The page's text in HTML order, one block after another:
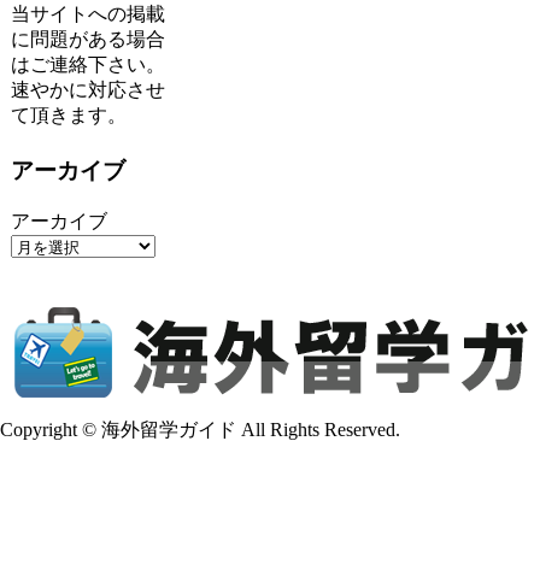
当サイトへの掲載
に問題がある場合
はご連絡下さい。
速やかに対応させ
て頂きます。
アーカイブ
アーカイブ
Copyright © 海外留学ガイド All Rights Reserved.